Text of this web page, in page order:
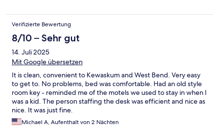
Verifizierte Bewertung
8/10 – Sehr gut
14. Juli 2025
Mit Google übersetzen
It is clean, convenient to Kewaskum and West Bend. Very easy
to get to. No problems, bed was comfortable. Had an old style
room key - reminded me of the motels we used to stay in when I
was a kid. The person staffing the desk was efficient and nice as
nice. It was just fine.
Michael A, Aufenthalt von 2 Nächten